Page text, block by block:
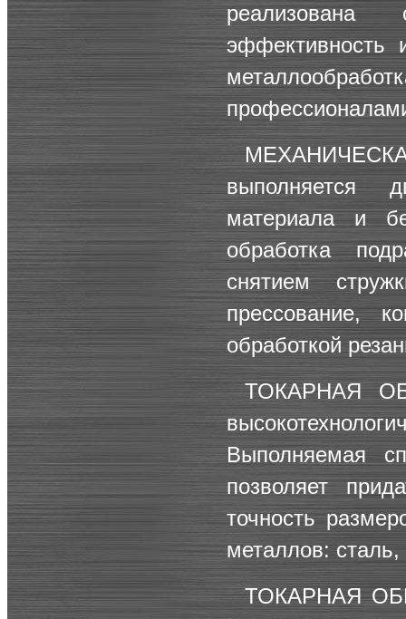
реализована
эффективность
выполняется
материала и
обработка
снятием
прессование,
обработкой
ТОКАРНАЯ
Выполняемая
позволяет
точность
металлов:
ТОКАРНАЯ